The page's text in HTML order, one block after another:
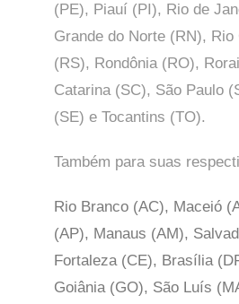
(PE), Piauí (PI), Rio de
Grande do Norte (RN), Rio
(RS), Rondônia (RO),
Catarina (SC), São Paulo
(SE) e Tocantins (TO).
Também para suas
Rio Branco (AC), Maceió
(AP), Manaus (AM),
Fortaleza (CE), Brasília
Goiânia (GO), São Luís